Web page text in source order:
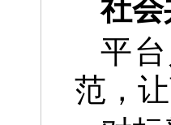
社会
平
范，